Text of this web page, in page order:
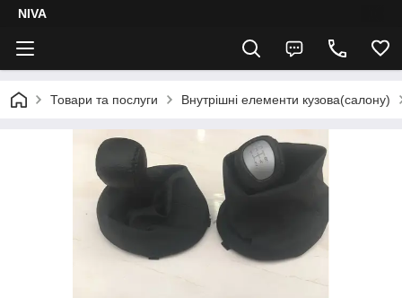
NIVA
Товари та послуги Внутрішні елементи кузова(салону)